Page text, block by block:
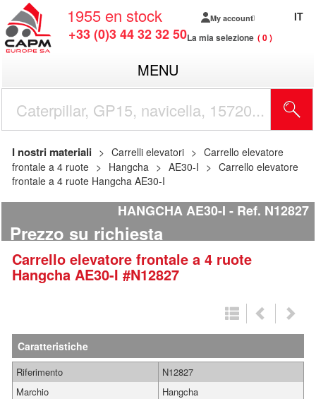
1955 en stock
+33 (0)3 44 32 32 50
My account
La mia selezione 0
IT
MENU
I nostri materiali Carrelli elevatori
Carrello elevatore
frontale a 4 ruote
Hangcha AE30-I
Carrello elevatore
frontale a 4 ruote Hangcha AE30-I
HANGCHA AE30-I Ref. N12827
Prezzo su richiesta
Carrello elevatore frontale a 4 ruote
Hangcha AE30-I #N12827
Caratteristiche
Riferimento
N12827
Marchio
Hangcha